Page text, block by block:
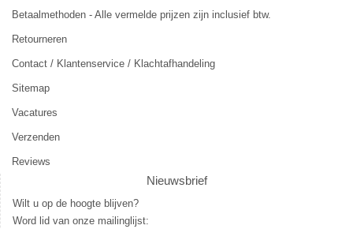
Betaalmethoden - Alle vermelde prijzen zijn inclusief btw.
Retourneren
Contact / Klantenservice / Klachtafhandeling
Sitemap
Vacatures
Verzenden
Reviews
Nieuwsbrief
Wilt u op de hoogte blijven?
Word lid van onze mailinglijst: